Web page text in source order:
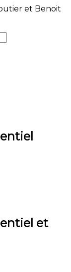
et Benoit
et